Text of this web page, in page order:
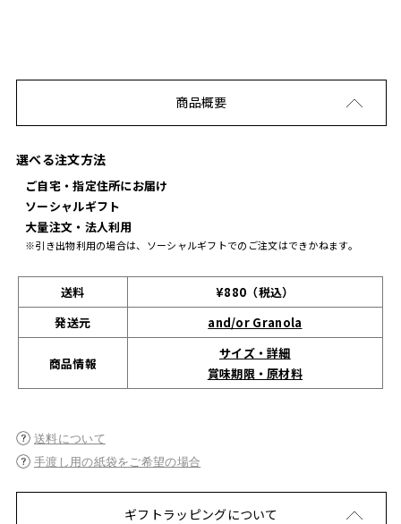
商品概要
選べる注文方法
ご自宅・指定住所にお届け
ソーシャルギフト
大量注文・法人利用
※引き出物利用の場合は、ソーシャルギフトでのご注文はできかねます。
送料
¥880（税込）
発送元
and/or Granola
商品情報
サイズ・詳細
賞味期限・原材料
送料について
手渡し用の紙袋をご希望の場合
ギフトラッピングについて